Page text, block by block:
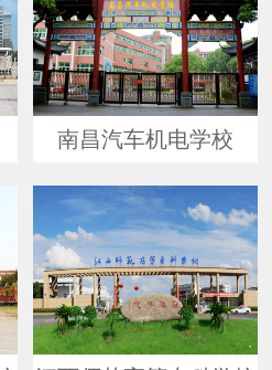
南昌汽车机电学校